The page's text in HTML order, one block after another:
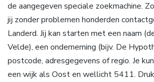
de aangegeven speciale zoekmachine.
jij zonder problemen honderden
Landerd. Jij kan starten met een naam
Velde), een onderneming (bijv. De
postcode, adresgegevens of regio. Je
een wijk als Oost en wellicht 5411. Druk